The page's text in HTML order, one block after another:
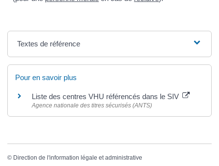
Textes de référence
Pour en savoir plus
Liste des centres VHU référencés dans le SIV
Agence nationale des titres sécurisés (ANTS)
© Direction de l'information légale et administrative